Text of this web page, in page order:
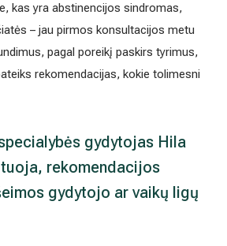
kas yra abstinencijos sindromas,
– jau pirmos konsultacijos metu
pagal poreikį paskirs tyrimus,
rekomendacijas, kokie tolimesni
gydytojas Hila
rekomendacijos
gydytojo ar vaikų ligų